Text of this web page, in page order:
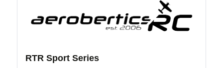
RTR Sport Series